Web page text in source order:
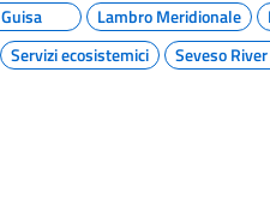
Guisa Lambro Meridionale
Servizi ecosistemici
Seveso